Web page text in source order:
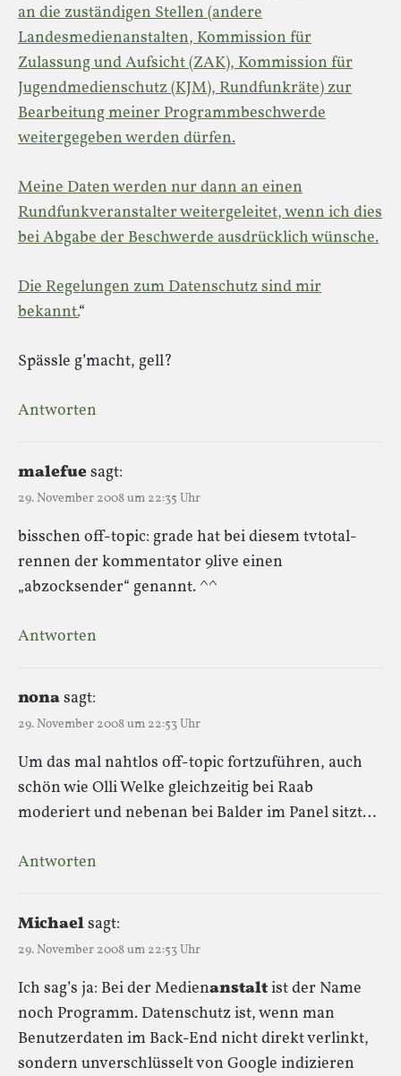
an die zuständigen Stellen (andere
Landesmedienanstalten, Kommission für
Zulassung und Aufsicht (ZAK), Kommission für
Jugendmedienschutz (KJM), Rundfunkräte) zur
Bearbeitung meiner Programmbeschwerde
weitergegeben werden dürfen.
Meine Daten werden nur dann an einen
Rundfunkveranstalter weitergeleitet, wenn ich dies
bei Abgabe der Beschwerde ausdrücklich wünsche.
Die Regelungen zum Datenschutz sind mir
bekannt.“
Spässle g’macht, gell?
Antworten
malefuesagt:
29. November 2008 um 22:35 Uhr
bisschen off-topic: grade hat bei diesem tvtotal-
rennen der kommentator 9live einen
„abzocksender“ genannt. ^^
Antworten
nonasagt:
29. November 2008 um 22:53 Uhr
Um das mal nahtlos off-topic fortzuführen, auch
schön wie Olli Welke gleichzeitig bei Raab
moderiert und nebenan bei Balder im Panel sitzt…
Antworten
Michaelsagt:
29. November 2008 um 22:53 Uhr
Ich sag’s ja: Bei der Medienanstaltist der Name
noch Programm. Datenschutz ist, wenn man
Benutzerdaten im Back-End nicht direkt verlinkt,
sondern unverschlüsselt von Google indizieren